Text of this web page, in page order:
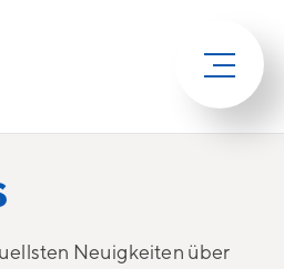
Neuigkeiten über